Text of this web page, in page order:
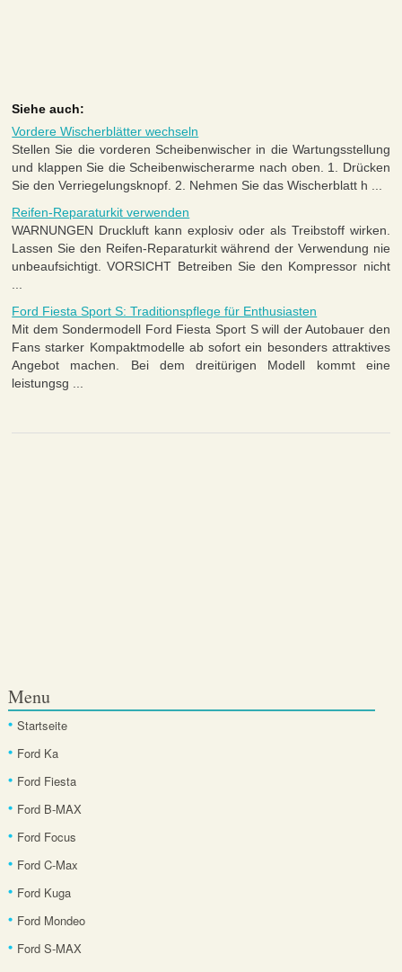
Siehe auch:
Vordere Wischerblätter wechseln
Stellen Sie die vorderen Scheibenwischer in die Wartungsstellung
und klappen Sie die Scheibenwischerarme nach oben. 1. Drücken
Sie den Verriegelungsknopf. 2. Nehmen Sie das Wischerblatt h ...
Reifen-Reparaturkit verwenden
WARNUNGEN Druckluft kann explosiv oder als Treibstoff wirken.
Lassen Sie den Reifen-Reparaturkit während der Verwendung nie
unbeaufsichtigt. VORSICHT Betreiben Sie den Kompressor nicht
...
Ford Fiesta Sport S: Traditionspflege für Enthusiasten
Mit dem Sondermodell Ford Fiesta Sport S will der Autobauer den
Fans starker Kompaktmodelle ab sofort ein besonders attraktives
Angebot machen. Bei dem dreitürigen Modell kommt eine
leistungsg ...
Menu
Startseite
Ford Ka
Ford Fiesta
Ford B-MAX
Ford Focus
Ford C-Max
Ford Kuga
Ford Mondeo
Ford S-MAX